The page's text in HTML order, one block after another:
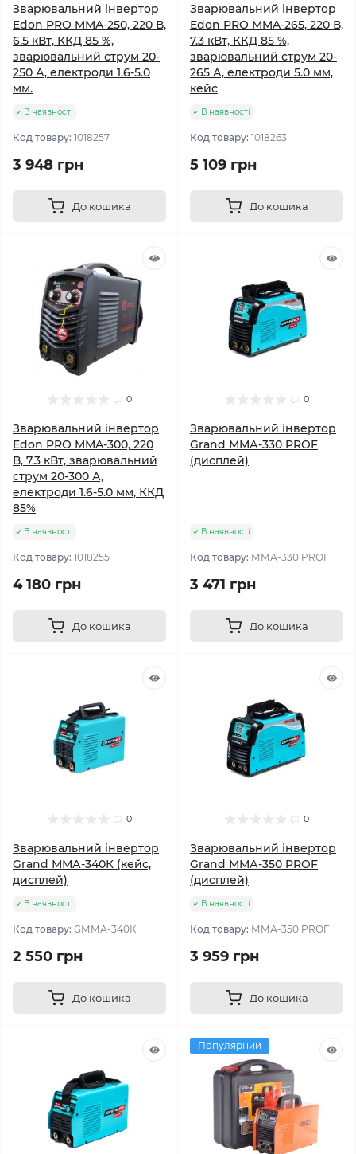
Зварювальний інвертор
Edon PRO MMA-250, 220 В,
6.5 кВт, ККД 85 %,
зварювальний струм 20-
250 А, електроди 1.6-5.0
мм.
В наявності
Код товару: 1018257
3 948 грн
До кошика
Зварювальний інвертор
Edon PRO MMA-265, 220 В,
7.3 кВт, ККД 85 %,
зварювальний струм 20-
265 А, електроди 5.0 мм,
кейс
В наявності
Код товару: 1018263
5 109 грн
До кошика
0
Зварювальний інвертор
Edon PRO MMA-300, 220
В, 7.3 кВт, зварювальний
струм 20-300 А,
електроди 1.6-5.0 мм, ККД
85%
В наявності
Код товару: 1018255
4 180 грн
До кошика
0
Зварювальний інвертор
Grand ММА-330 PROF
(дисплей)
В наявності
Код товару: ММА-330 PROF
3 471 грн
До кошика
0
Зварювальний інвертор
Grand ММА-340К (кейс,
дисплей)
В наявності
Код товару: GММА-340К
2 550 грн
До кошика
0
Зварювальний інвертор
Grand ММА-350 PROF
(дисплей)
В наявності
Код товару: ММА-350 PROF
3 959 грн
До кошика
Популярний